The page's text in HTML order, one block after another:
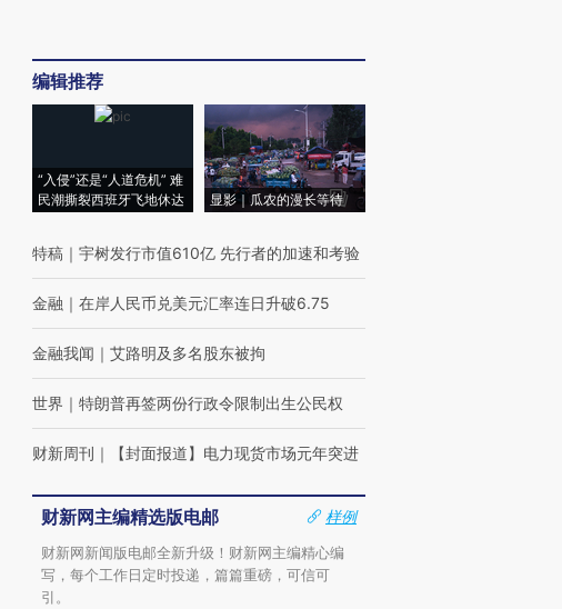
编辑推荐
“入侵”还是“人道危机” 难
民潮撕裂西班牙飞地休达
显影｜瓜农的漫长等待
特稿 ｜ 宇树发行市值610亿 先行者的加速和考验
金融 ｜ 在岸人民币兑美元汇率连日升破6.75
金融我闻 ｜ 艾路明及多名股东被拘
世界 ｜ 特朗普再签两份行政令限制出生公民权
财新周刊 ｜ 【封面报道】电力现货市场元年突进
财新网主编精选版电邮
样例
财新网新闻版电邮全新升级！财新网主编精心编
写，每个工作日定时投递，篇篇重磅，可信可
引。